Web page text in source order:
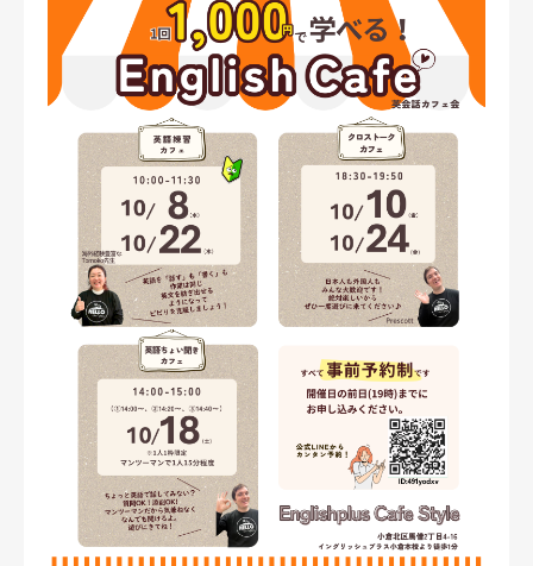
イングリッシュプラスとは
クラスについて
Q&A
スケジュール
アクセス